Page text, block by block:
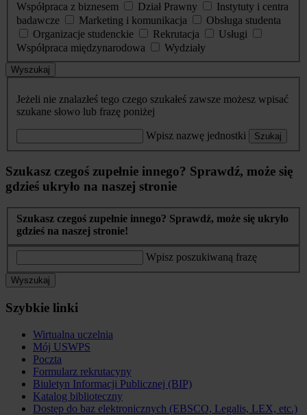
Współpraca z biznesem
Dział Prawny
Instytuty i centra
badawcze
Marketing i komunikacja
Obsługa studenta
Organizacje studenckie
Rekrutacja
Usługi
Współpraca międzynarodowa
Wydziały
Wyszukaj
Jeżeli nie znalazłeś tego czego szukałeś zawsze możesz wpisać
szukane słowo lub frazę poniżej
Wpisz nazwę jednostki Szukaj
Szukasz czegoś zupełnie innego? Sprawdź, może się
gdzieś ukryło na naszej stronie
Szukasz czegoś zupełnie innego? Sprawdź, może się ukryło
gdzieś na naszej stronie!
Wpisz poszukiwaną frazę
Wyszukaj
Szybkie linki
Wirtualna uczelnia
Mój USWPS
Poczta
Formularz rekrutacyny
Biuletyn Informacji Publicznej (BIP)
Katalog biblioteczny
Dostęp do baz elektronicznych (EBSCO, Legalis, LEX, etc.)